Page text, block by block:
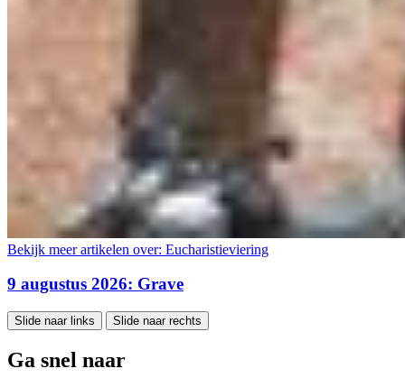
Bekijk meer artikelen over: Eucharistieviering
9 augustus 2026: Grave
Slide naar links Slide naar rechts
Ga snel naar